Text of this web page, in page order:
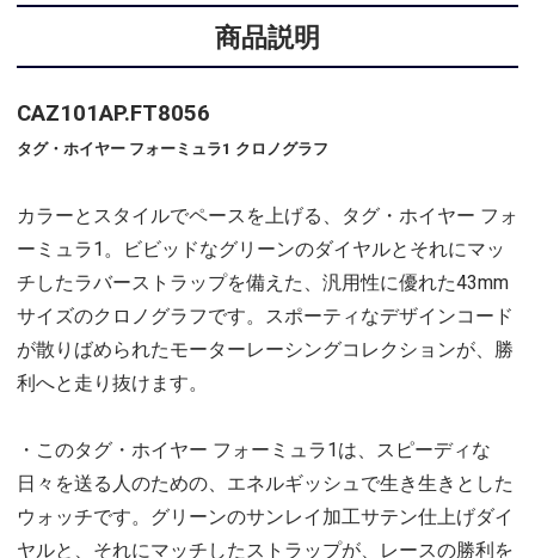
商品説明
CAZ101AP.FT8056
タグ・ホイヤー フォーミュラ1 クロノグラフ
カラーとスタイルでペースを上げる、タグ・ホイヤー フォ
ーミュラ1。ビビッドなグリーンのダイヤルとそれにマッ
チしたラバーストラップを備えた、汎用性に優れた43mm
サイズのクロノグラフです。スポーティなデザインコード
が散りばめられたモーターレーシングコレクションが、勝
利へと走り抜けます。
・このタグ・ホイヤー フォーミュラ1は、スピーディな
日々を送る人のための、エネルギッシュで生き生きとした
ウォッチです。グリーンのサンレイ加工サテン仕上げダイ
ヤルと、それにマッチしたストラップが、レースの勝利を